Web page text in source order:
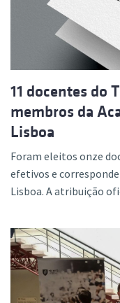
11 docentes do
membros da
Lisboa
Foram eleitos onze
efetivos e
Lisboa. A atribuição